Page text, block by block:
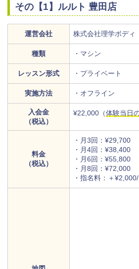
その【1】ルルト 豊田店
運営会社 株式会社理学ボディ
種類 ・マシン
レッスン形式 ・プライベート
実施方法 ・オフライン
入会金
（税込）
¥22,000（体験当日
料金
（税込）
・月3回：¥29,700
・月4回：¥38,400
・月6回：¥55,800
・月8回：¥72,000
・指名料：＋